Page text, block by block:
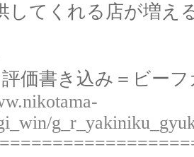
してくれる店が増え
価書き込み＝ビーフ